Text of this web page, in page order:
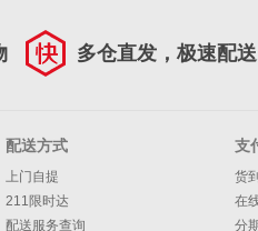
多仓直发，极速配送
配送方式
上门自提
211限时达
配送服务查询
支
货
在
分